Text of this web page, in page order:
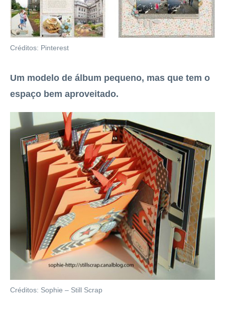
Créditos: Pinterest
Um modelo de álbum pequeno, mas que tem o
espaço bem aproveitado.
Créditos: Sophie – Still Scrap